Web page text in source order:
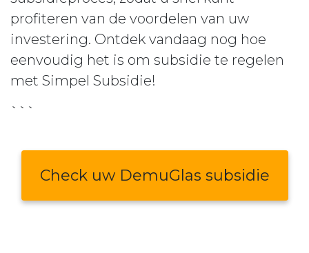
profiteren van de voordelen van uw
investering. Ontdek vandaag nog hoe
eenvoudig het is om subsidie te regelen
met Simpel Subsidie!
```
Check uw DemuGlas subsidie